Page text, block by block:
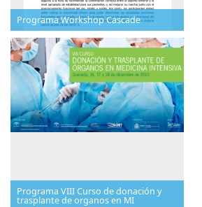
Programa Workshop Cascade
Programa VIII Curso de donación y
trasplante de organos en MI